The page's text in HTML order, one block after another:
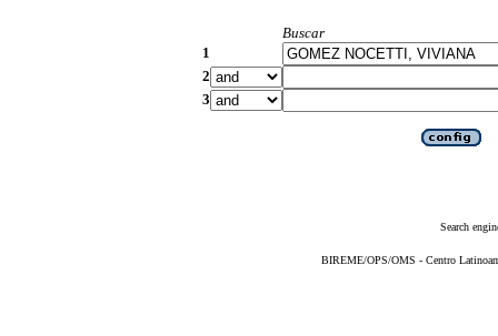
Buscar
1
2
3
Search
BIREME/OPS/OMS - Centro